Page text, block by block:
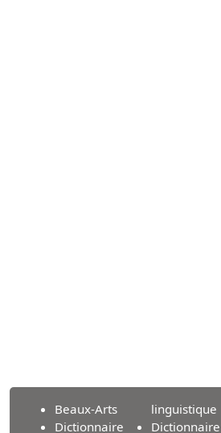
Beaux-Arts
Dictionnaire
linguistique
Dictionnaire